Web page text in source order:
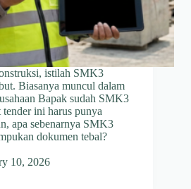
istilah SMK3
Biasanya muncul dalam
Bapak sudah SMK3
ini harus punya
apa sebenarnya SMK3
dokumen tebal?
10, 2026